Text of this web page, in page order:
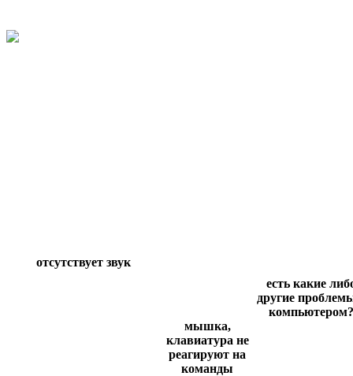
отсутствует звук
мышка,
клавиатура не
реагируют на
команды
есть какие
другие
компьютером?